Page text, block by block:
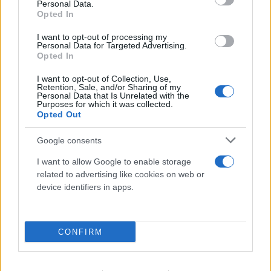
Personal Data.
Opted In
I want to opt-out of processing my
Personal Data for Targeted Advertising.
Opted In
I want to opt-out of Collection, Use,
Retention, Sale, and/or Sharing of my
Personal Data that Is Unrelated with the
Purposes for which it was collected.
Opted Out
Google consents
I want to allow Google to enable storage
related to advertising like cookies on web or
device identifiers in apps.
CONFIRM